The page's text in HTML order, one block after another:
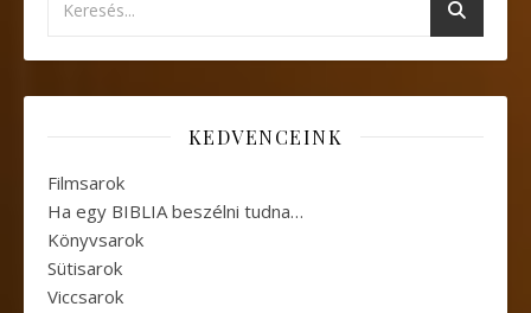
KEDVENCEINK
Filmsarok
Ha egy BIBLIA beszélni tudna…
Könyvsarok
Sütisarok
Viccsarok